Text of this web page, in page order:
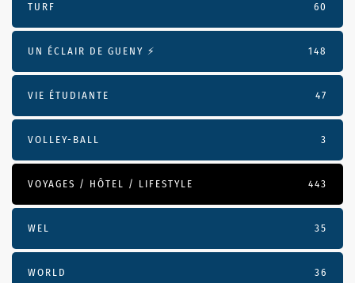
TURF 60
UN ÉCLAIR DE GUENY ⚡️ 148
VIE ÉTUDIANTE 47
VOLLEY-BALL 3
VOYAGES / HÔTEL / LIFESTYLE 443
WEL 35
WORLD 36